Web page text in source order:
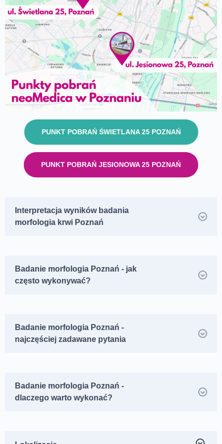
PUNKT POBRAŃ ŚWIETLANA 25 POZNAŃ
PUNKT POBRAŃ JESIONOWA 25 POZNAŃ
Interpretacja wyników badania
morfologia krwi Poznań
Badanie morfologia Poznań - jak
często wykonywać?
Badanie morfologia Poznań -
najczęściej zadawane pytania
Badanie morfologia Poznań -
dlaczego warto wykonać?